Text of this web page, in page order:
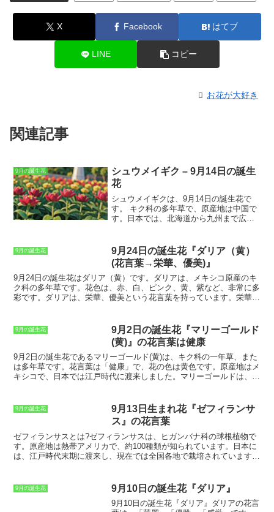
X Facebook はてブ
LINE コピー
お花が大好き
関連記事
9月の誕生花
シュウメイギク – 9月14日の誕生
花
シュウメイギクは、9月14日の誕生花で
す。
キク科の多年草で、原産地は中国で
す。日本では、北海道から九州まで広く
月から10月で、白や紫、青色の花を咲か
せます。花は小さく、菊の花に似ていま
す。シュウメイギクは、観賞用として栽
培されることもあり、庭や花壇に植えら
れています。また、シュウメイギクの花
は、生薬として使用されることもありま
す。
9月の誕生花
9月24日の誕生花『ダリア（黄）
(花言葉→栄華、優美)』
9月24日の誕生花はダリア（黄）です。ダリアは、メキシコ原産のキ
ク科の多年草です。花色は、赤、白、ピンク、黄、紫など、非常に多
彩です。ダリアは、栄華、優美という花言葉を持っています。栄華と
姿に由来しています。ダリアは、花壇や鉢植えなど、様々な場所で栽
培することができます。花期は、初夏から秋にかけてです。ダリア
は、日当たりの良い場所を好みます。水やりは、土が乾いたらたっぷ
りと与えてください。ダリアは、切り花としても人気があります。花
持ちが良く、華やかな花姿が人気です。ダリアは、花束やアレンジメ
ントによく使用されます。
9月の誕生花
9月2日の誕生花『マリーゴールド
(黄)』の花言葉は健康
9月2日の誕生花であるマリーゴールド(黄)は、キク科の一年草、また
は多年草です。花言葉は「健康」で、花の色は黄色です。原産地はメ
キシコで、日本では江戸時代に渡来しました。 マリーゴールドは、日
まきからでも、苗植えからでも栽培できます。種まきは、3～4月頃
に行います。苗植えは、5～6月頃に行います。マリーゴールドは、
暑さに強く、育てやすい花です。花期は、6～10月頃です。マリーゴ
ールドは、観賞用としてだけでなく、食用としても利用されていま
す。花びらは、サラダやスープなどに利用できます。葉は、ハーブテ
ィーとして利用できます。マリーゴールドは、健康に良い花です。マ
ちます。マリーゴールドは、健康を維持したい人におすすめの花で
す。
9月の誕生花
9月13日生まれ花『ゼフィランサ
ス』の花言葉
ゼフィランサスとは?ゼフィランサスは、ヒガンバナ科の球根植物で
す。原産地は熱帯アメリカで、約100種類が知られています。日本に
は、江戸時代末期に渡来し、現在では全国各地で栽培されています。
います。ゼフィランサスの花期は、8月から10月です。ゼフィランサ
スは、日当たりの良い場所 を好みます。水はけがよく、有機質を多く
が適しています。ゼフィランサスは、 育てやすく、初心者
9月の誕生花 9月10日の誕生花『ダリア』
9月10日の誕生花『ダリア』 ダリアの花言